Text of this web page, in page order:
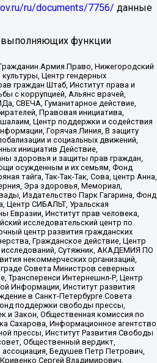
ru/documents/7756/ данные
выполняющих функции
Нижегородский
Центр гендерных
граждан Штаб, Институт права и
с коррупцией, Альянс врачей,
СВЕЧА, Гуманитарное действие,
Правовая инициатива,
Центр поддержки и содействия
Горячая Линия, В защиту
и социальных движений,
инициатив Действие,
здоровья и защиты прав граждан,
осужденным и их семьям, Фонд
тайга, Так-Так-Так, Сова, центр Анна,
Эра здоровья, Мемориал,
Издательство Парк Гагарина, Фонд
Центр СИБАЛЬТ, Уральская
Евразии, Институт прав человека,
исследовательский центр по
центр развития гражданских
Гражданское действие, Центр
исследований, Сутяжник, АКАДЕМИЯ ПО
некоммерческих организаций,
Совета Министров северных
Трансперенси Интернешнл-Р, Центр
Информации, Институт развития
в Санкт-Петербурге Совета
поддержки свободы прессы,
и Закон, Общественная комиссия по
Сахарова, Информационное агентство
прессы, Институт Развития Свободы
Общественный вердикт,
Бедушев Петр Петрович,
Сергей Владимирович,